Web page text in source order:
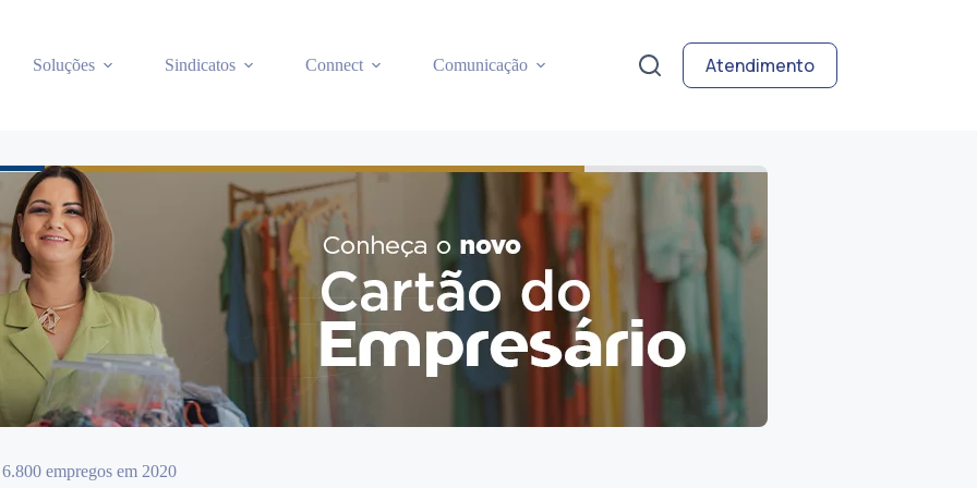
Soluções Sindicatos Connect Comunicação Atendimento
empregos em 2020